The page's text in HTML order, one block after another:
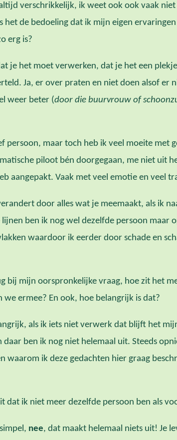
verschrikkelijk, ik weet ook ook vaak
het de bedoeling dat ik mijn eigen
erg is?
je het moet verwerken, dat je het een
Ja, er over praten en niet doen alsof er
weer beter (door die buurvrouw of
persoon, maar toch heb ik veel moeite met
piloot bén doorgegaan, me niet uit
aangepakt. Vaak met veel emotie en veel
door alles wat je meemaakt, als ik
ben ik nog wel dezelfde persoon maar
waardoor ik eerder door schade en
bij mijn oorspronkelijke vraag, hoe zit het
ermee? En ook, hoe belangrijk is dat?
als ik iets niet verwerk dat blijft het
ben ik nog niet helemaal uit. Steeds
waarom ik deze gedachten hier graag
dat ik niet meer dezelfde persoon ben als
nee, dat maakt helemaal niets uit! Je